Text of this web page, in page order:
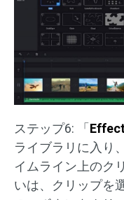
ステップ6: 「
ライブラリに入り
イムライン上のク
いは、クリップを